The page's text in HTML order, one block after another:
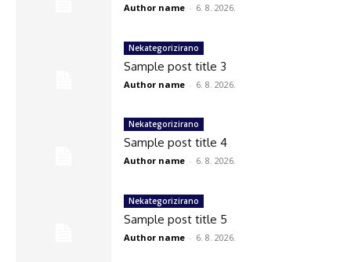
Author name - 6. 8. 2026.
Nekategorizirano
Sample post title 3
Author name - 6. 8. 2026.
Nekategorizirano
Sample post title 4
Author name - 6. 8. 2026.
Nekategorizirano
Sample post title 5
Author name - 6. 8. 2026.